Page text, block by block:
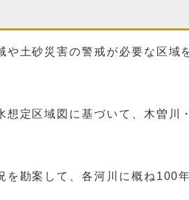
土砂災害の警戒が必要な区域
定区域図に基づいて、木曽
勘案して、各河川に概ね100